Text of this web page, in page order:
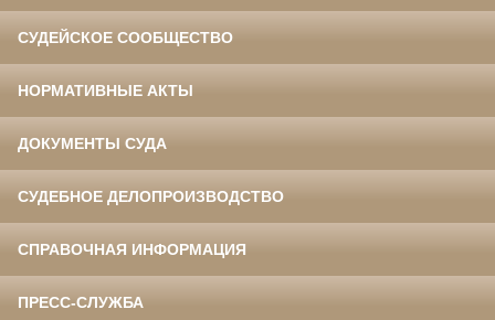
СУДЕЙСКОЕ СООБЩЕСТВО
НОРМАТИВНЫЕ АКТЫ
ДОКУМЕНТЫ СУДА
СУДЕБНОЕ ДЕЛОПРОИЗВОДСТВО
СПРАВОЧНАЯ ИНФОРМАЦИЯ
ПРЕСС-СЛУЖБА